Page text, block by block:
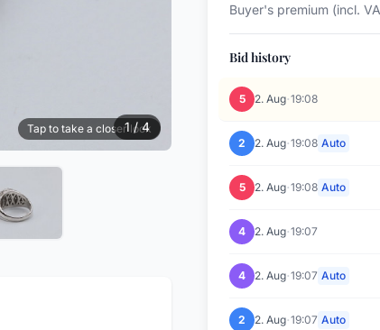
Tap to take a closer look
1 / 4
Buyer's premium (incl.
Bid history
5 2. Aug·19:08
2 2. Aug·19:08 Auto
5 2. Aug·19:08 Auto
4 2. Aug·19:07
4 2. Aug·19:07 Auto
2 2. Aug·19:07 Auto